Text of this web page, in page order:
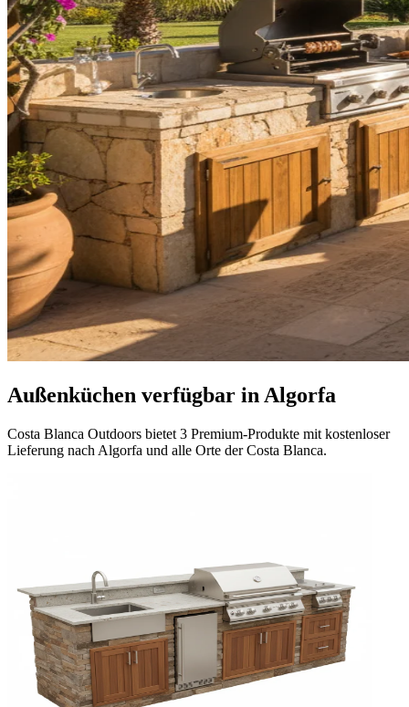
Außenküchen verfügbar in Algorfa
Costa Blanca Outdoors bietet 3 Premium-Produkte mit kostenloser
Lieferung nach Algorfa und alle Orte der Costa Blanca.